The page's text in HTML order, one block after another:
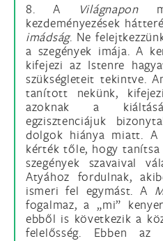
8. A
Világnapon
kezdeményezések
imádság. Ne
a szegények imája. A
kifejezi az Istenre
szükségleteit tekintve.
tanított nekünk,
azoknak a
egzisztenciájuk
dolgok hiánya miatt. A
kérték tőle, hogy
szegények szavaival
Atyához fordulnak,
ismeri fel egymást. A
fogalmaz, a „mi”
ebből is következik a
felelősség. Ebben az